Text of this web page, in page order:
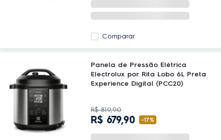
Comparar
Panela de Pressão Elétrica
Electrolux por Rita Lobo 6L Preta
Experience Digital (PCC20)
R$ 819,90
R$ 679,90 -17%